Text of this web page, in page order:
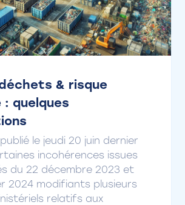
déchets & risque
: quelques
le jeudi 20 juin dernier
incohérences issues
du 22 décembre 2023 et
2024 modifiants plusieurs
relatifs aux